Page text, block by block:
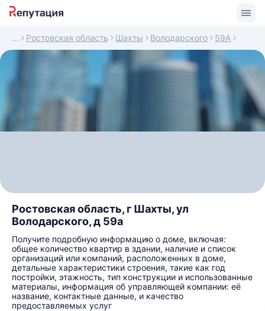
Ростовская область Шахты Володарского 59А
Ростовская область, г Шахты, ул
Володарского, д 59а
Получите подробную информацию о доме, включая:
общее количество квартир в здании, наличие и список
организаций или компаний, расположенных в доме,
детальные характеристики строения, такие как год
постройки, этажность, тип конструкции и использованные
материалы, информация об управляющей компании: её
название, контактные данные, и качество
предоставляемых услуг